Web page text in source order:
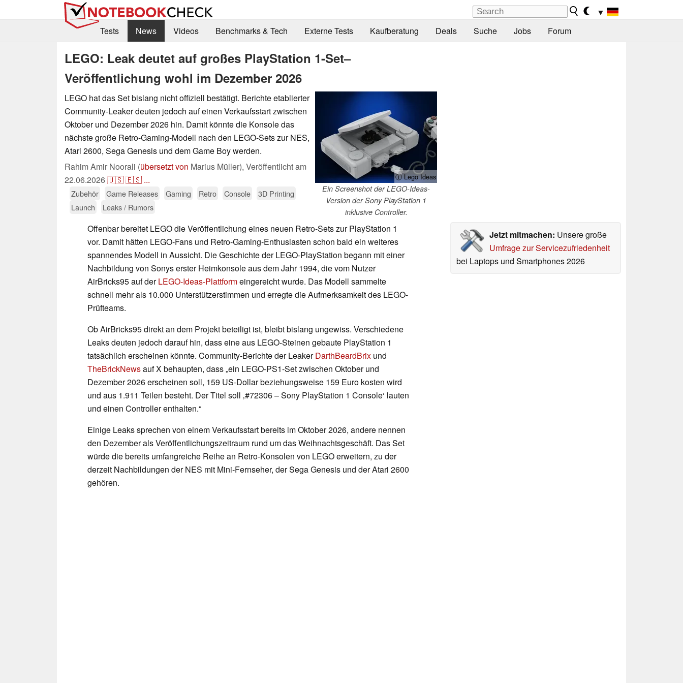
▼
Tests
News Videos Benchmarks & Tech Externe Tests Kaufberatung Deals Suche Jobs Forum
LEGO: Leak deutet auf großes PlayStation 1-Set–
Veröffentlichung wohl im Dezember 2026
ⓘ Lego Ideas
Ein Screenshot der LEGO-Ideas-
Version der Sony PlayStation 1
inklusive Controller.
LEGO hat das Set bislang nicht offiziell bestätigt. Berichte etablierter
Community-Leaker deuten jedoch auf einen Verkaufsstart zwischen
Oktober und Dezember 2026 hin. Damit könnte die Konsole das
nächste große Retro-Gaming-Modell nach den LEGO-Sets zur NES,
Atari 2600, Sega Genesis und dem Game Boy werden.
Rahim Amir Noorali (übersetzt von Marius Müller), Veröffentlicht am
22.06.2026🇺🇸🇪🇸 ...
Zubehör Game Releases Gaming Retro Console
3D Printing
Launch
Leaks / Rumors
Jetzt mitmachen: Unsere große
Umfrage zur Servicezufriedenheit
bei Laptops und Smartphones 2026
Offenbar bereitet LEGO die Veröffentlichung eines neuen Retro-Sets zur PlayStation 1
vor. Damit hätten LEGO-Fans und Retro-Gaming-Enthusiasten schon bald ein weiteres
spannendes Modell in Aussicht. Die Geschichte der LEGO-PlayStation begann mit einer
Nachbildung von Sonys erster Heimkonsole aus dem Jahr 1994, die vom Nutzer
AirBricks95 auf derLEGO-Ideas-Plattformeingereicht wurde. Das Modell sammelte
schnell mehr als 10.000 Unterstützerstimmen und erregte die Aufmerksamkeit des LEGO-
Prüfteams.
Ob AirBricks95 direkt an dem Projekt beteiligt ist, bleibt bislang ungewiss. Verschiedene
Leaks deuten jedoch darauf hin, dass eine aus LEGO-Steinen gebaute PlayStation 1
tatsächlich erscheinen könnte. Community-Berichte der LeakerDarthBeardBrix und
TheBrickNewsauf X behaupten, dass „ein LEGO-PS1-Set zwischen Oktober und
Dezember 2026 erscheinen soll, 159 US-Dollar beziehungsweise 159 Euro kosten wird
und aus 1.911 Teilen besteht. Der Titel soll ‚#72306 – Sony PlayStation 1 Console‘ lauten
und einen Controller enthalten.“
Einige Leaks sprechen von einem Verkaufsstart bereits im Oktober 2026, andere nennen
den Dezember als Veröffentlichungszeitraum rund um das Weihnachtsgeschäft. Das Set
würde die bereits umfangreiche Reihe an Retro-Konsolen von LEGO erweitern, zu der
derzeit Nachbildungen der NES mit Mini-Fernseher, der Sega Genesis und der Atari 2600
gehören.